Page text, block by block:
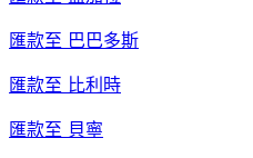
匯款至 巴巴多斯
匯款至 比利時
匯款至 貝寧